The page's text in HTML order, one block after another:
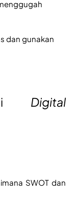
dan gunakan
Digital
SWOT dan